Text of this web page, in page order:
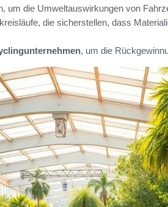
um die Umweltauswirkungen von
die sicherstellen, dass
, um die